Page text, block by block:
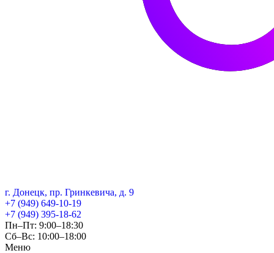
г. Донецк, пр. Гринкевича, д. 9
+7 (949) 649-10-19
+7 (949) 395-18-62
Пн–Пт: 9:00–18:30
Сб–Вс: 10:00–18:00
Меню